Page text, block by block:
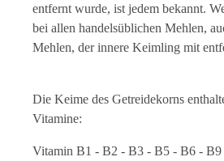
entfernt wurde, ist jedem bekannt.
bei allen handelsüblichen Mehlen,
Mehlen, der innere Keimling mit
Die Keime des Getreidekorns
Vitamine:
Vitamin B1 - B2 - B3 - B5 - B6 - B9